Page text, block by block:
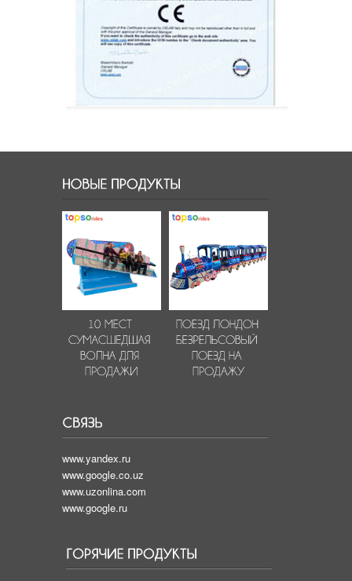
www.yandex.ru
www.google.co.uz
www.uzonlina.com
www.google.ru